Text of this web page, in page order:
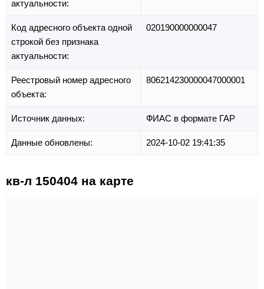
актуальности:
Код адресного объекта одной
строкой без признака
актуальности:
020190000000047
Реестровый номер адресного
объекта:
806214230000047000001
Источник данных: ФИАС в формате ГАР
Данные обновлены: 2024-10-02 19:41:35
кв-л 150404 на карте